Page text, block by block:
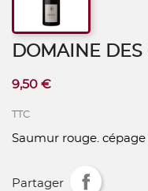
DOMAINE DES
9,50 €
TTC
Saumur rouge.
Partager